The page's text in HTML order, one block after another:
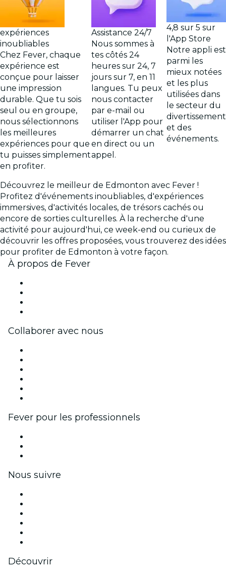
expériences
inoubliables
Chez Fever, chaque
expérience est
conçue pour laisser
une impression
durable. Que tu sois
seul ou en groupe,
nous sélectionnons
les meilleures
expériences pour que
tu puisses simplement
en profiter.
Assistance 24/7
Nous sommes à
tes côtés 24
heures sur 24, 7
jours sur 7, en 11
langues. Tu peux
nous contacter
par e-mail ou
utiliser l'App pour
démarrer un chat
en direct ou un
appel.
4,8 sur 5 sur
l'App Store
Notre appli est
parmi les
mieux notées
et les plus
utilisées dans
le secteur du
divertissement
et des
événements.
Découvrez le meilleur de Edmonton avec Fever !
Profitez d'événements inoubliables, d'expériences
immersives, d'activités locales, de trésors cachés ou
encore de sorties culturelles. À la recherche d'une
activité pour aujourd'hui, ce week-end ou curieux de
découvrir les offres proposées, vous trouverez des idées
pour profiter de Edmonton à votre façon.
À propos de Fever
Collaborer avec nous
Fever pour les professionnels
Nous suivre
Découvrir